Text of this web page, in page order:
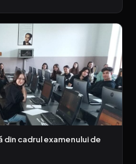
din cadrul examenului de